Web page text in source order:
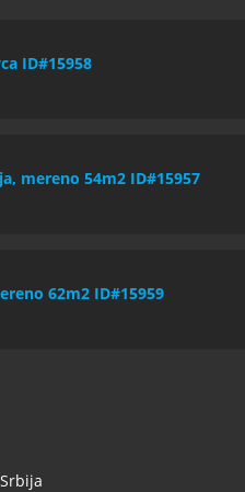
ID#15958
mereno 54m2 ID#15957
62m2 ID#15959